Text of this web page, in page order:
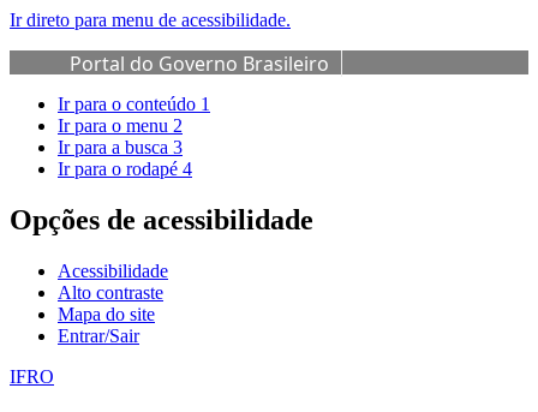
Ir direto para menu de acessibilidade.
Portal do Governo Brasileiro
Ir para o conteúdo 1
Ir para o menu 2
Ir para a busca 3
Ir para o rodapé 4
Opções de acessibilidade
Acessibilidade
Alto contraste
Mapa do site
Entrar/Sair
IFRO